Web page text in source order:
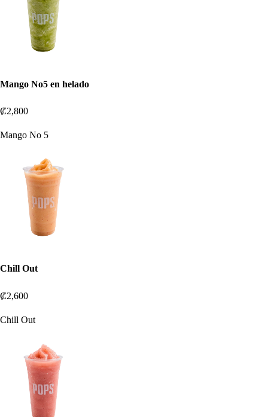
Mango No5 en helado
₡2,800
Mango No 5
Chill Out
₡2,600
Chill Out